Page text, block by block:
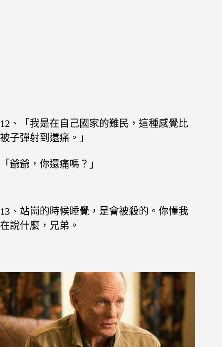
12、「我是在自己國家的難民，這種感覺比
被子彈射到還痛。」
「爺爺，你還痛嗎？」
13、站崗的時候睡覺，是會被殺的。你懂我
在說什麼，兄弟。